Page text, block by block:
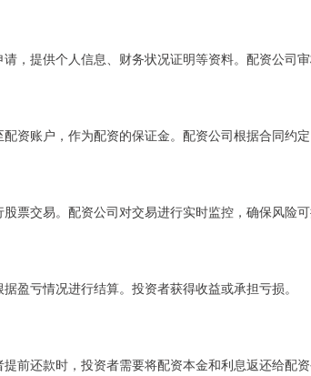
，提供个人信息、财务状况证明等资料。配资公司审
资账户，作为配资的保证金。配资公司根据合同约定
票交易。配资公司对交易进行实时监控，确保风险可
盈亏情况进行结算。投资者获得收益或承担亏损。
前还款时，投资者需要将配资本金和利息返还给配资